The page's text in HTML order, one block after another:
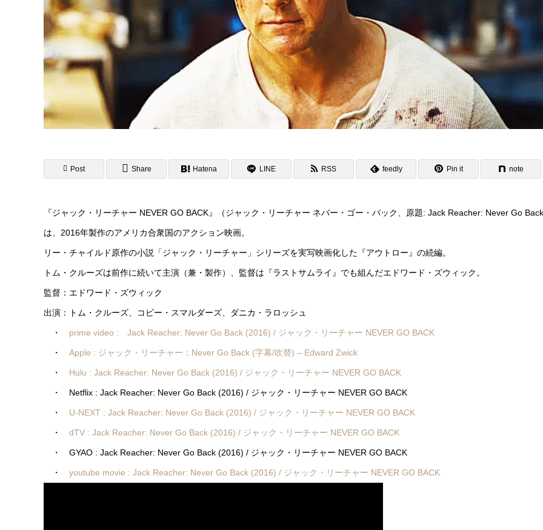
Post Share Hatena LINE RSS feedly Pin it note
『ジャック・リーチャー NEVER GO BACK』（ジャック・リーチャー ネバー・ゴー・バック、原題: Jack Reacher: Never Go
は、2016年製作のアメリカ合衆国のアクション映画。
リー・チャイルド原作の小説「ジャック・リーチャー」シリーズを実写映画化した『アウトロー』の続編。
トム・クルーズは前作に続いて主演（兼・製作）、監督は『ラストサムライ』でも組んだエドワード・ズウィック。
監督：エドワード・ズウィック
出演：トム・クルーズ、コビー・スマルダーズ、ダニカ・ラロッシュ
・ prime video : Jack Reacher: Never Go Back (2016) / ジャック・リーチャー NEVER GO BACK
・ Apple : ジャック・リーチャー：Never Go Back (字幕/吹替) – Edward Zwick
・ Hulu : Jack Reacher: Never Go Back (2016) / ジャック・リーチャー NEVER GO BACK
・ Netflix : Jack Reacher: Never Go Back (2016) / ジャック・リーチャー NEVER GO BACK
・ U-NEXT : Jack Reacher: Never Go Back (2016) / ジャック・リーチャー NEVER GO BACK
・ dTV : Jack Reacher: Never Go Back (2016) / ジャック・リーチャー NEVER GO BACK
・ GYAO : Jack Reacher: Never Go Back (2016) / ジャック・リーチャー NEVER GO BACK
・ youtube movie : Jack Reacher: Never Go Back (2016) / ジャック・リーチャー NEVER GO BACK